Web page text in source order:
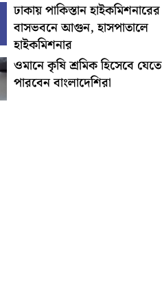
ঢাকায় পাকিস্তান হাইকমিশনারের
বাসভবনে আগুন, হাসপাতালে
হাইকমিশনার
ওমানে কৃষি শ্রমিক হিসেবে যেতে
পারবেন বাংলাদেশিরা